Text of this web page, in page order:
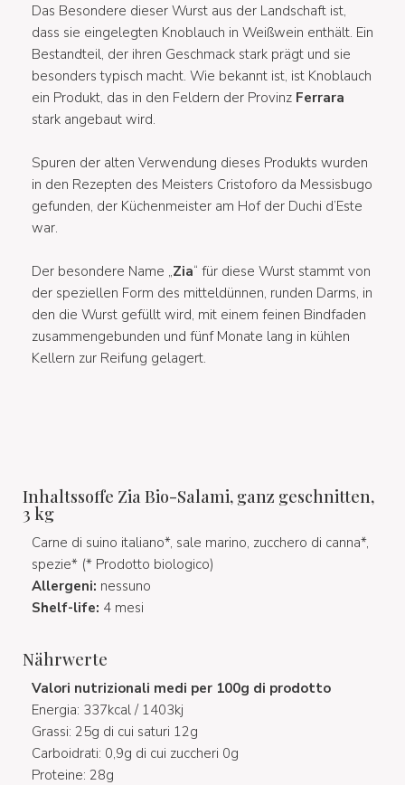
Das Besondere dieser Wurst aus der Landschaft ist,
dass sie eingelegten Knoblauch in Weißwein enthält. Ein
Bestandteil, der ihren Geschmack stark prägt und sie
besonders typisch macht. Wie bekannt ist, ist Knoblauch
ein Produkt, das in den Feldern der Provinz Ferrara
stark angebaut wird.
Spuren der alten Verwendung dieses Produkts wurden
in den Rezepten des Meisters Cristoforo da Messisbugo
gefunden, der Küchenmeister am Hof der Duchi d’Este
war.
Der besondere Name „Zia“ für diese Wurst stammt von
der speziellen Form des mitteldünnen, runden Darms, in
den die Wurst gefüllt wird, mit einem feinen Bindfaden
zusammengebunden und fünf Monate lang in kühlen
Kellern zur Reifung gelagert.
Inhaltssoffe Zia Bio-Salami, ganz geschnitten,
3 kg
Carne di suino italiano*, sale marino, zucchero di canna*,
spezie* (* Prodotto biologico)
Allergeni: nessuno
Shelf-life: 4 mesi
Nährwerte
Valori nutrizionali medi per 100g di prodotto
Energia: 337kcal / 1403kj
Grassi: 25g di cui saturi 12g
Carboidrati: 0,9g di cui zuccheri 0g
Proteine: 28g